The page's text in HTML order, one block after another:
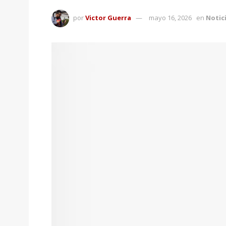
porVictor Guerra mayo 16, 2026 en